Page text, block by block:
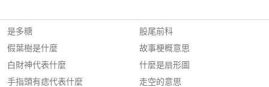
是多糖
假葉樹是什麼
白財神代表什麼
手指頭有痣代表什麼
股尾前科
故事梗概意思
什麼是扇形圖
走空的意思